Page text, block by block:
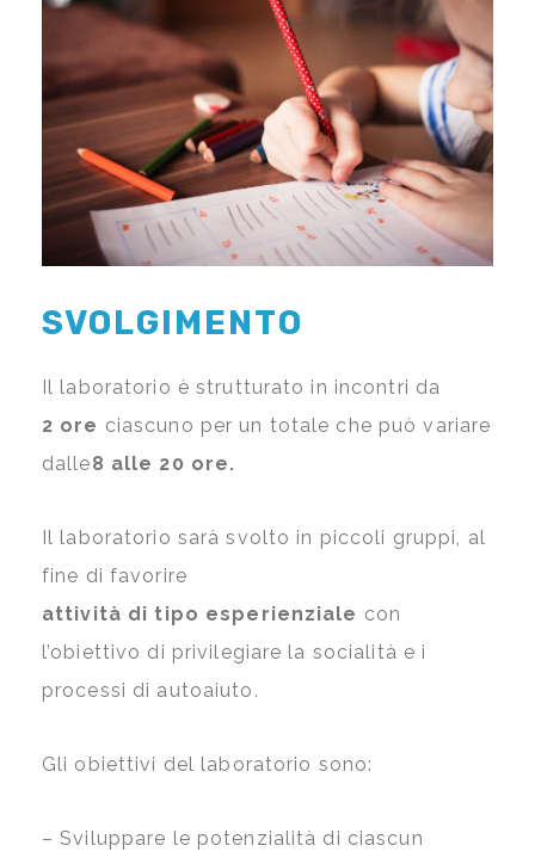
SVOLGIMENTO
Il laboratorio è strutturato in incontri da
2 ore ciascuno per un totale che può variare
dalle8 alle 20 ore.
Il laboratorio sarà svolto in piccoli gruppi, al
fine di favorire
attività di tipo esperienziale con
l’obiettivo di privilegiare la socialità e i
processi di autoaiuto.
Gli obiettivi del laboratorio sono:
– Sviluppare le potenzialità di ciascun